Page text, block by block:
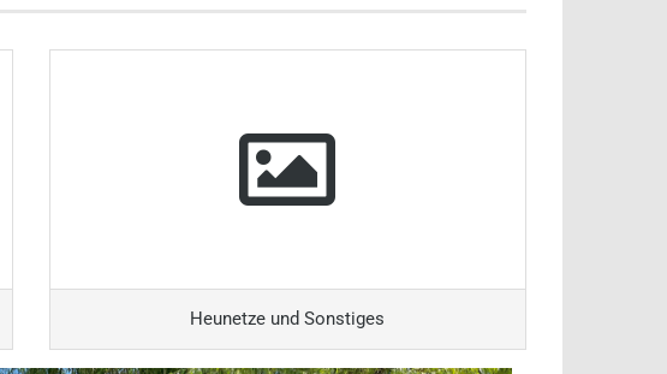
Heunetze und Sonstiges